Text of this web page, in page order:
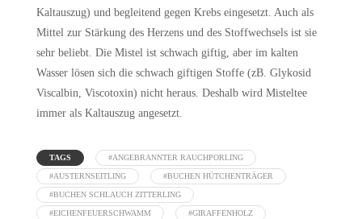
Kaltauszug) und begleitend gegen Krebs eingesetzt. Auch als
Mittel zur Stärkung des Herzens und des Stoffwechsels ist sie
sehr beliebt. Die Mistel ist schwach giftig, aber im kalten
Wasser lösen sich die schwach giftigen Stoffe (zB. Glykosid
Viscalbin, Viscotoxin) nicht heraus. Deshalb wird Misteltee
immer als Kaltauszug angesetzt.
TAGS #ANGEBRANNTER RAUCHPORLING
#AUSTERNSEITLING #BUCHEN HÜTCHENTRÄGER
#BUCHEN SCHLAUCH ZITTERLING
#EICHENFEUERSCHWAMM #GIRAFFENHOLZ